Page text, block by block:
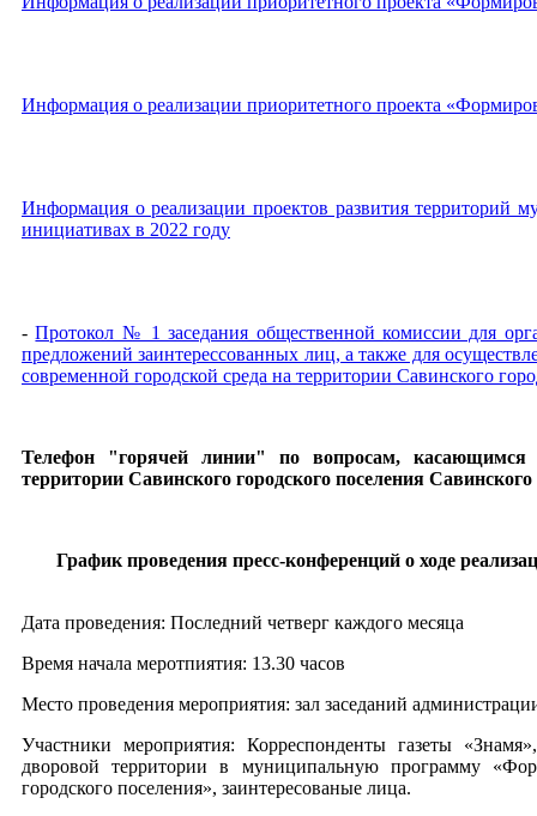
Информация о реализации приоритетного проекта
Информация о реализации проектов развития территорий
инициативах в 2022 году
-Протокол № 1 заседания общественной комиссии для
предложений заинтерессованных лиц, а также для
современной городской среда на территории Савинского
Телефон "горячей линии" по вопросам,
территории Савинского городского поселения
График проведения пресс-конференций о ходе
Дата проведения: Последний четверг каждого месяца
Время начала меротпиятия: 13.30 часов
Место проведения мероприятия: зал заседаний
Участники мероприятия: Корреспонденты газеты
дворовой территории в муниципальную программу
городского поселения», заинтересованые лица.